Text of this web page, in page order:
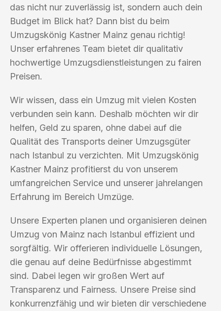
das nicht nur zuverlässig ist, sondern auch dein
Budget im Blick hat? Dann bist du beim
Umzugskönig Kastner Mainz genau richtig!
Unser erfahrenes Team bietet dir qualitativ
hochwertige Umzugsdienstleistungen zu fairen
Preisen.
Wir wissen, dass ein Umzug mit vielen Kosten
verbunden sein kann. Deshalb möchten wir dir
helfen, Geld zu sparen, ohne dabei auf die
Qualität des Transports deiner Umzugsgüter
nach Istanbul zu verzichten. Mit Umzugskönig
Kastner Mainz profitierst du von unserem
umfangreichen Service und unserer jahrelangen
Erfahrung im Bereich Umzüge.
Unsere Experten planen und organisieren deinen
Umzug von Mainz nach Istanbul effizient und
sorgfältig. Wir offerieren individuelle Lösungen,
die genau auf deine Bedürfnisse abgestimmt
sind. Dabei legen wir großen Wert auf
Transparenz und Fairness. Unsere Preise sind
konkurrenzfähig und wir bieten dir verschiedene